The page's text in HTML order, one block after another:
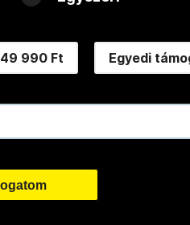
49 990 Ft Egyedi